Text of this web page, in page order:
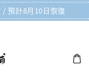
預計8月10日恢復